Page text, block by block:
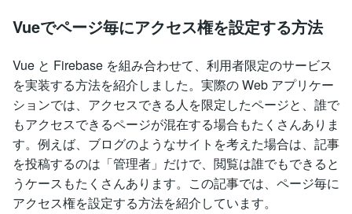
Vueでページ毎にアクセス権を設定する方法
Vue と Firebase を組み合わせて、利用者限定のサービス
を実装する方法を紹介しました。実際の Web アプリケー
ションでは、アクセスできる人を限定したページと、誰で
もアクセスできるページが混在する場合もたくさんありま
す。例えば、ブログのようなサイトを考えた場合は、記事
を投稿するのは「管理者」だけで、閲覧は誰でもできると
うケースもたくさんあります。この記事では、ページ毎に
アクセス権を設定する方法を紹介しています。